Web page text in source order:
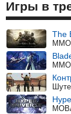
Игры в
The